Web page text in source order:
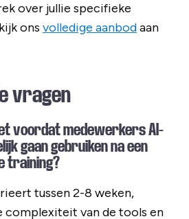
over jullie specifieke
ons volledige aanbodaan
vragen
voordat medewerkers AI-
gaan gebruiken na een
training?
tussen 2-8 weken,
complexiteit van de tools en